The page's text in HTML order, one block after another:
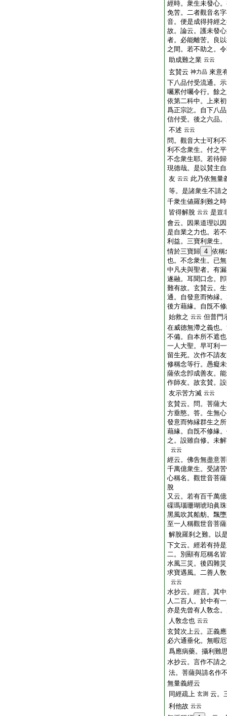
經時。衆生未發心
免苦。二者觀音名
音。便是成得持經
故。論云。護未發
者。必能離苦。良
之間。若不助之。
助成難之業 云云
玄賛云 神力品 來意
下八品付受流通。
囑累付囑令行。餘
依第二科中。上來
爲正宗訖。自下八
信付受。後之六品
不述 云云
問。觀音大士可利
利不念衆生。付之
不念衆生耶。若待
現德哉。是以賛主
友 云云 此乃依無量
等。是諸衆生不請
千衆生値羅刹難之
皆得解脫 云云 是豈
會云。因果道理以
是自業之力也。若
利益。三寶利衆生
情於三寶歸 4 依稱
也。不念衆生。已
中凡夫與聖者。有
遂融。耳聞口念。
難有故。玄賛云。
通。自發意而怖縁
後方藉緣。自旣不
始救之 云云 但普門
在威德無滯之義也
不備。自本所不遮
一人大聖。早可利
留生死。次作不請
修稱念等行。愚癡
薩依念卽成善友。
作師友。故玄賛。
友示苦方滅 云云
玄賛云。問。菩薩
方垂愍。答。生無
發意而怖縁群生之
藉緣。自旣不修緣
之。設雖自修。未
云云
經云。佛吿無盡意
千萬億衆生。受諸
心稱名。觀世音菩
脫
又云。若有百千萬
磲瑪瑙珊瑚琥珀眞
黑風吹其船舫。飄
至一人稱觀世音菩
解脫羅刹之難。以
下文云。經若有持
二。別顯有厄稱名
水風三災。後四雜
求寶遇風。二善人
云云
水抄云。經言。其
人二百人。於中有
亦是先曾有人敎念
人敎念也 云云
玄賛次上云。正義
必六通垂化。無暇
爲應病藥。攝利難
水抄云。言作不請
法。菩薩與請名作
無量義經云
同經疏上 玄測 云。
利他故 云云